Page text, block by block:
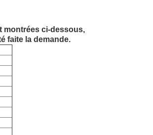
montrées ci-dessous,
faite la demande.